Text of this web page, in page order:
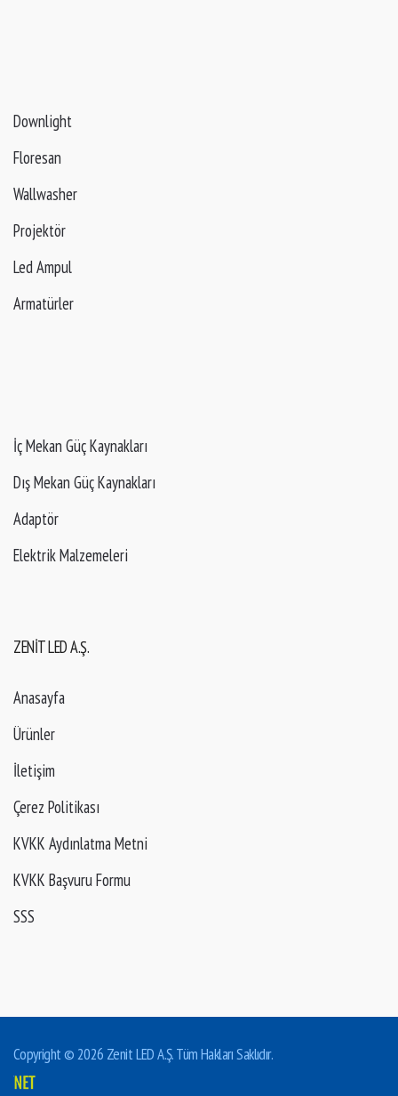
Downlight
Floresan
Wallwasher
Projektör
Led Ampul
Armatürler
İç Mekan Güç Kaynakları
Dış Mekan Güç Kaynakları
Adaptör
Elektrik Malzemeleri
ZENIT LED A.Ş.
Anasayfa
Ürünler
İletişim
Çerez Politikası
KVKK Aydınlatma Metni
KVKK Başvuru Formu
SSS
Copyright © 2026 Zenit LED A.Ş. Tüm Hakları Saklıdır.